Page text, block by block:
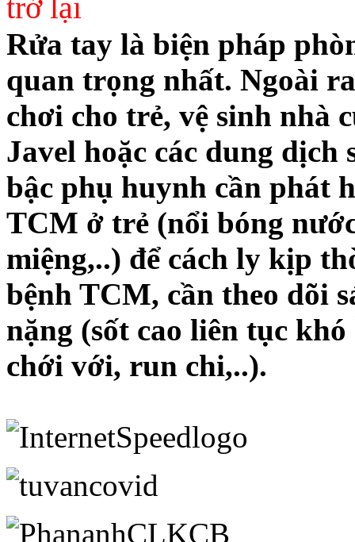
trở lại
Rửa tay là biện pháp
quan trọng nhất. Ngoài
chơi cho trẻ, vệ sinh nhà
Javel hoặc các dung
bậc phụ huynh cần phát
TCM ở trẻ (nổi bóng
miệng,..) để cách ly kịp
bệnh TCM, cần theo dõi
nặng (sốt cao liên tục
chới với, run chi,..).